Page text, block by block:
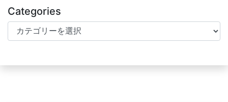
Categories
Categories